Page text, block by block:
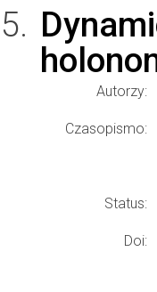
Autorzy:
Czasopismo:
Status:
Doi: